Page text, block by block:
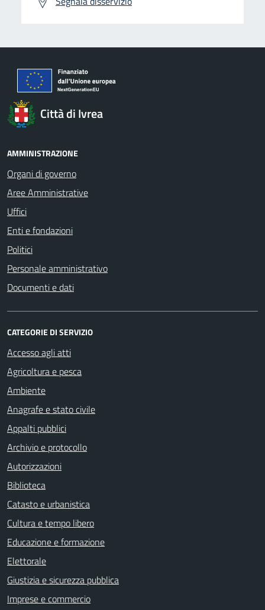
Città di Ivrea
AMMINISTRAZIONE
Organi di governo
Aree Amministrative
Uffici
Enti e fondazioni
Politici
Personale amministrativo
Documenti e dati
CATEGORIE DI SERVIZIO
Accesso agli atti
Agricoltura e pesca
Ambiente
Anagrafe e stato civile
Appalti pubblici
Archivio e protocollo
Autorizzazioni
Biblioteca
Catasto e urbanistica
Cultura e tempo libero
Educazione e formazione
Elettorale
Giustizia e sicurezza pubblica
Imprese e commercio